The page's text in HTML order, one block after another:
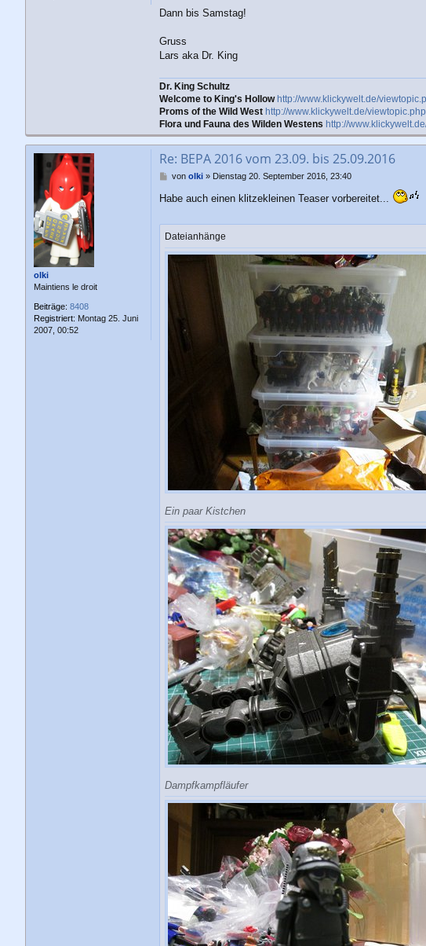
Dann bis Samstag!
Gruss
Lars aka Dr. King
Dr. King Schultz
Welcome to King's Hollow http://www.klickywelt.de/
Proms of the Wild West http://www.klickywelt.de/
Flora und Fauna des Wilden Westens http://
olki
Maintiens le droit
Beiträge: 8408
Registriert: Montag 25. Juni
2007, 00:52
Re: BEPA 2016 vom 23.09. bis 25.09.2016
B
i
r
a
g
von olki» Dienstag 20. September 2016, 23:40
Habe auch einen klitzekleinen Teaser vorbereitet...
Dateianhänge
Ein paar Kistchen
Dampfkampfläufer